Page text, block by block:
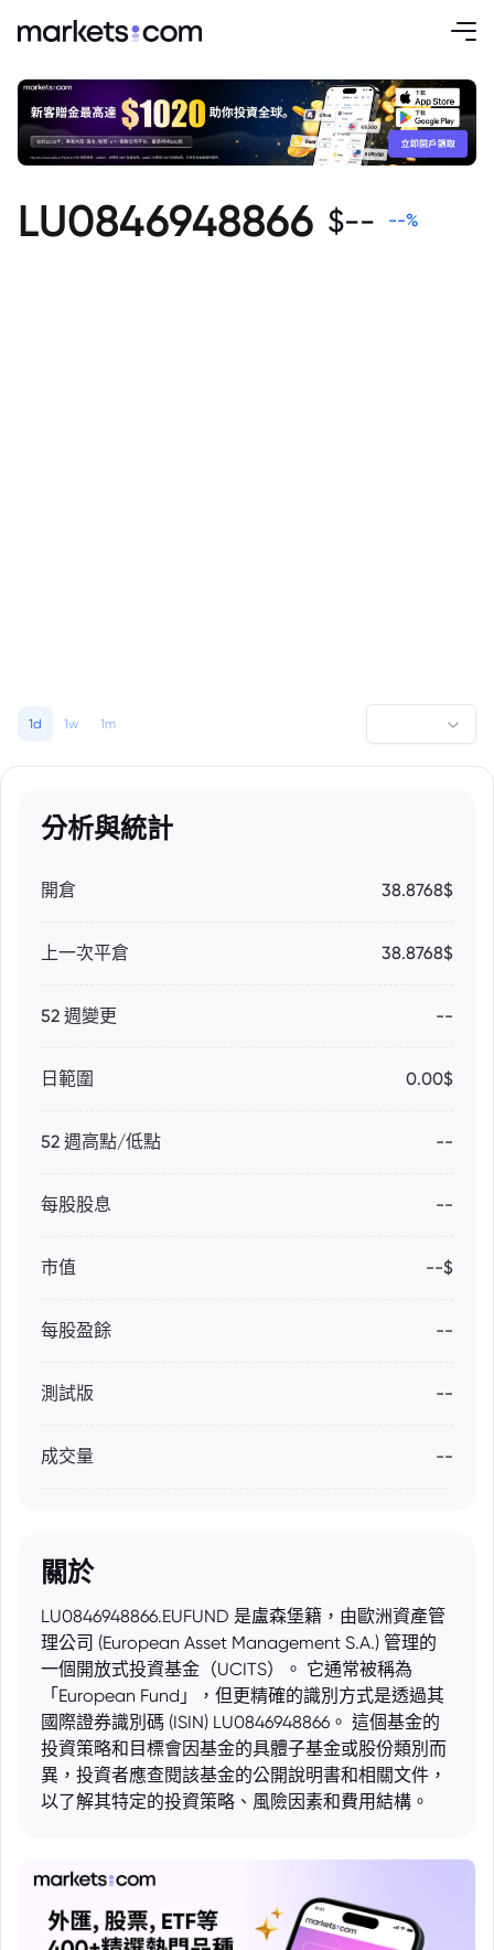
LU0846948866 $-- --%
1d 1w 1m
分析與統計
開倉 38.8768$
上一次平倉 38.8768$
52 週變更 --
日範圍 0.00$
52 週高點/低點 --
每股股息 --
市值 --$
每股盈餘 --
測試版 --
成交量 --
關於
LU0846948866.EUFUND 是盧森堡籍，由歐洲資產管
理公司 (European Asset Management S.A.) 管理的
一個開放式投資基金（UCITS）。 它通常被稱為
「European Fund」，但更精確的識別方式是透過其
國際證券識別碼 (ISIN) LU0846948866。 這個基金的
投資策略和目標會因基金的具體子基金或股份類別而
異，投資者應查閱該基金的公開說明書和相關文件，
以了解其特定的投資策略、風險因素和費用結構。